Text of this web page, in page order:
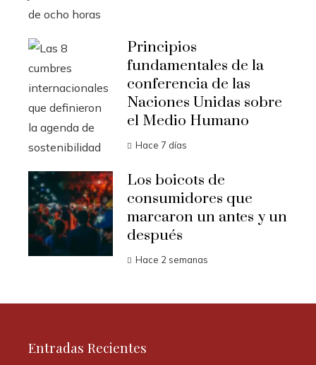
Principios
fundamentales de la
conferencia de las
Naciones Unidas sobre
el Medio Humano
Hace 7 días
Los boicots de
consumidores que
marcaron un antes y un
después
Hace 2 semanas
Entradas Recientes